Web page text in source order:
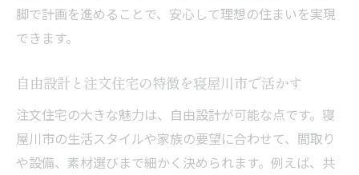
寝屋川市の注文住宅で使いやすい間取り設
デア
人気の収納計画を活かした注文住宅の間取
り
注文住宅ならではの空間活用術を寝屋川市
脚で計画を進めることで、安心して理想の住まいを実現
できます。
自由設計と注文住宅の特徴を寝屋川市で活かす
注文住宅の大きな魅力は、自由設計が可能な点です。寝
屋川市の生活スタイルや家族の要望に合わせて、間取り
や設備、素材選びまで細かく決められます。例えば、共